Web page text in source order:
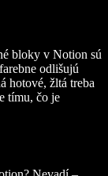
bloky v Notion sú
odlišujú
hotové, žltá treba
tímu, čo je